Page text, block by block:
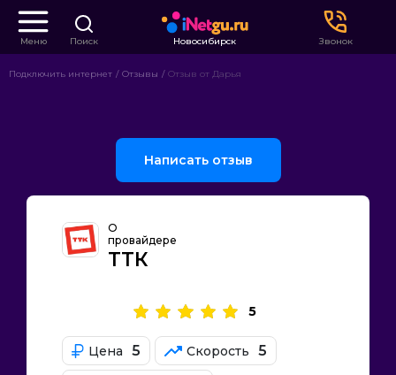
Меню Поиск Новосибирск Звонок
Подключить интернет Отзывы Отзыв от Дарья
Написать отзыв
О
провайдере
ТТК
5
Цена 5 Скорость 5